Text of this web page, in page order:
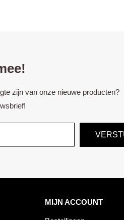
zijn van onze nieuwe producten?
MIJN ACCOUNT